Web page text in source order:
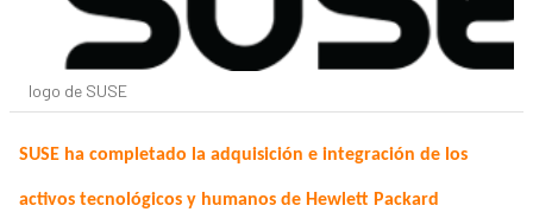
logo de SUSE
SUSE ha completado la adquisición e integración de los
activos tecnológicos y humanos de Hewlett Packard